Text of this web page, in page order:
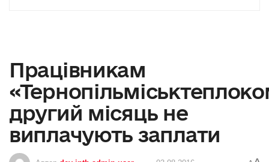
Працівникам
другий місяць не
виплачують заплати